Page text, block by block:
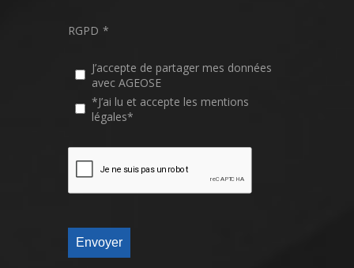
RGPD *
J’accepte de partager mes données
avec AGEOSE
*J’ai lu et accepte les mentions
légales*
Envoyer